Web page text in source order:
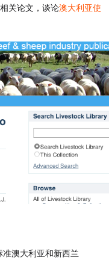
关论文，谈论澳大利亚使
澳大利亚和新西兰